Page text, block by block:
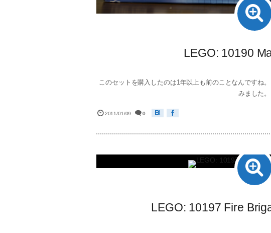
LEGO: 10190
このセットを購入したのは1年以上も前のことなんですね
みました。
2011/01/09 0
LEGO: 10197 Fire